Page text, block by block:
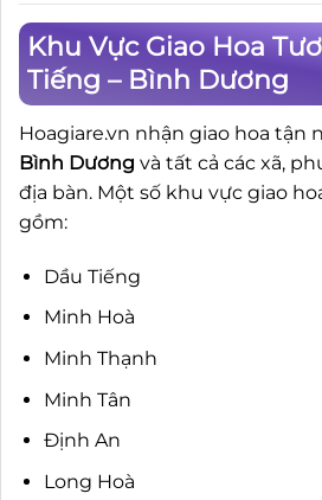
Khu Vực Giao Hoa
Tiếng – Bình Dương
Hoagiare.vn nhận giao hoa tận
Bình Dương và tất cả các xã,
địa bàn. Một số khu vực giao
gồm:
Dầu Tiếng
Minh Hoà
Minh Thạnh
Minh Tân
Định An
Long Hoà